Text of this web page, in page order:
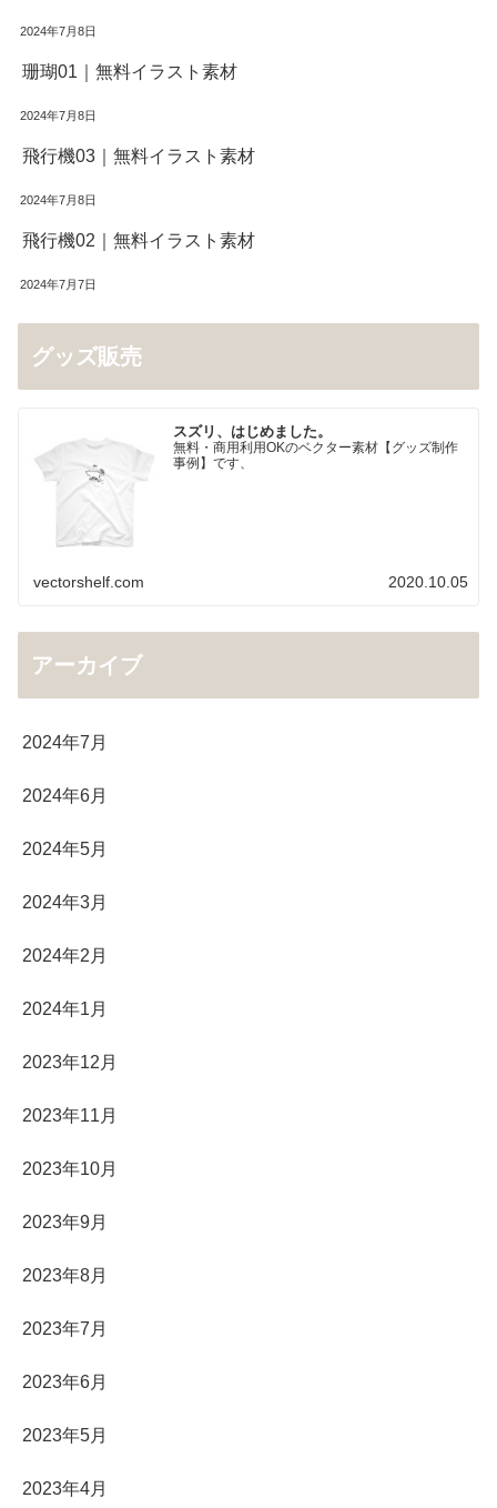
2024年7月8日
珊瑚01｜無料イラスト素材
2024年7月8日
飛行機03｜無料イラスト素材
2024年7月8日
飛行機02｜無料イラスト素材
2024年7月7日
グッズ販売
スズリ、はじめました。
無料・商用利用OKのベクター素材【グッズ制作
事例】です、
vectorshelf.com 2020.10.05
アーカイブ
2024年7月
2024年6月
2024年5月
2024年3月
2024年2月
2024年1月
2023年12月
2023年11月
2023年10月
2023年9月
2023年8月
2023年7月
2023年6月
2023年5月
2023年4月